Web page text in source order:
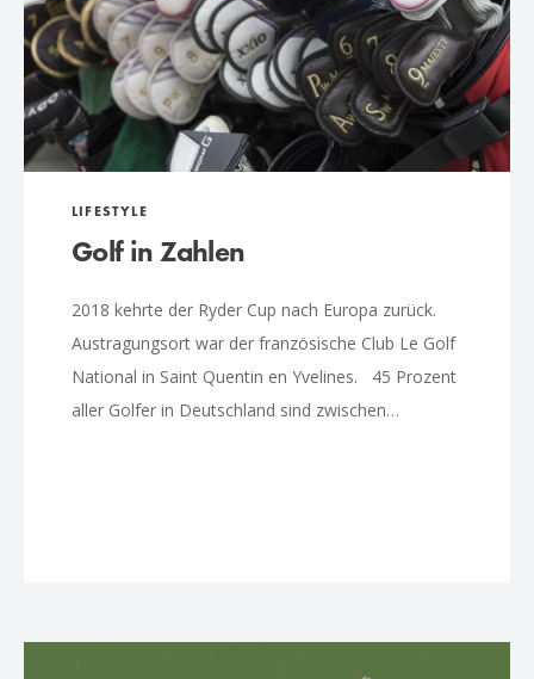
LIFESTYLE
Golf in Zahlen
2018 kehrte der Ryder Cup nach Europa zurück.
Austragungsort war der französische Club Le Golf
National in Saint Quentin en Yvelines. 45 Prozent
aller Golfer in Deutschland sind zwischen…